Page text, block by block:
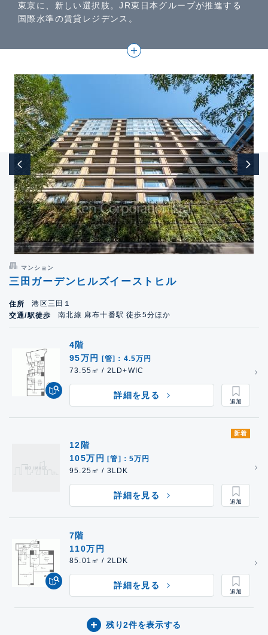
東京に、新しい選択肢。JR東日本グループが推進する
国際水準の賃貸レジデンス。
マンション
三田ガーデンヒルズイーストヒル
住所
港区三田１
交通/駅徒歩
南北線 麻布十番駅 徒歩5分ほか
4階
95万円
[管]：4.5万円
73.55㎡ / 2LD+WIC
詳細を見る
新着
12階
105万円
[管]：5万円
95.25㎡ / 3LDK
詳細を見る
7階
110万円
85.01㎡ / 2LDK
詳細を見る
残り2件を表示する